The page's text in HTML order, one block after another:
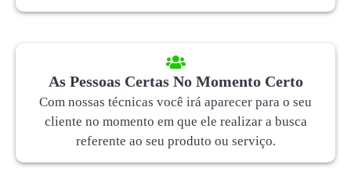
As Pessoas Certas No Momento Certo
Com nossas técnicas você irá aparecer para o seu
cliente no momento em que ele realizar a busca
referente ao seu produto ou serviço.